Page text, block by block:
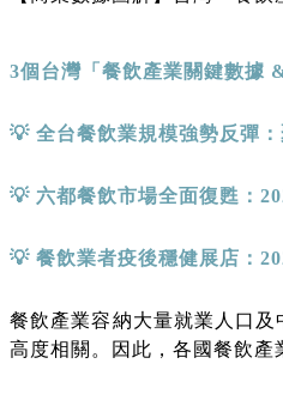
3個台灣「餐飲產業關鍵數據
💡 全台餐飲業規模強勢反彈
💡 六都餐飲市場全面復甦：
💡 餐飲業者疫後穩健展店：
餐飲產業容納大量就業人口
高度相關。因此，各國餐飲產